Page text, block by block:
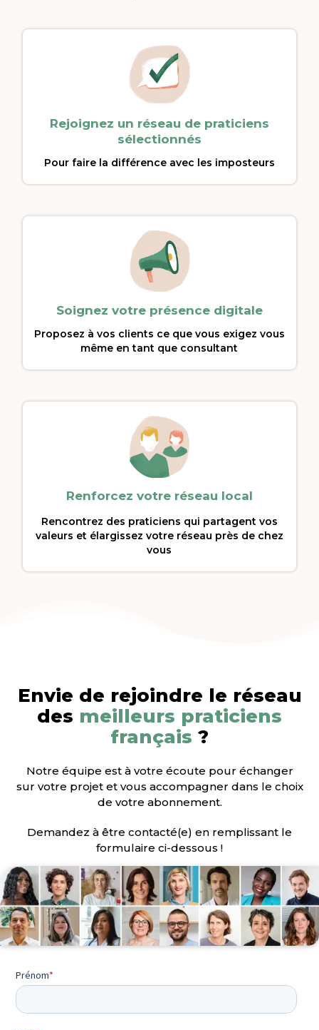
Rejoignez un réseau de praticiens
sélectionnés
Pour faire la différence avec les imposteurs
Soignez votre présence digitale
Proposez à vos clients ce que vous exigez vous
même en tant que consultant
Renforcez votre réseau local
Rencontrez des praticiens qui partagent vos
valeurs et élargissez votre réseau près de chez
vous
Envie de rejoindre le réseau
des meilleurs praticiens
français ?
Notre équipe est à votre écoute pour échanger
sur votre projet et vous accompagner dans le choix
de votre abonnement.
Demandez à être contacté(e) en remplissant le
formulaire ci-dessous !